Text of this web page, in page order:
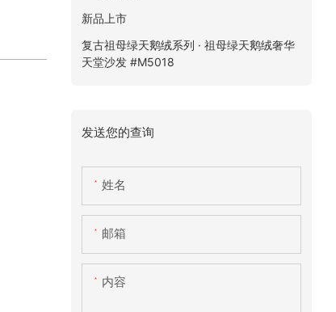
新品上市
复古祖母绿天鹅绒系列 · 祖母绿天鹅绒奢华
天堂沙发 #M5018
发送您的查询
姓名
邮箱
内容